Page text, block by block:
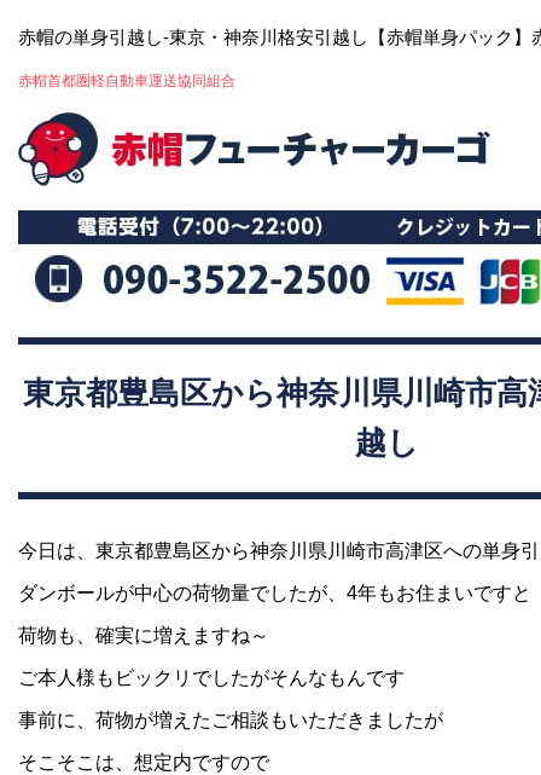
赤帽の単身引越し-東京・神奈川格安引越し【赤帽単身パック】
赤帽首都圏軽自動車運送協同組合
東京都豊島区から神奈川県川崎市高
越し
今日は、東京都豊島区から神奈川県川崎市高津区への単身
ダンボールが中心の荷物量でしたが、4年もお住まいですと
荷物も、確実に増えますね～
ご本人様もビックリでしたがそんなもんです
事前に、荷物が増えたご相談もいただきましたが
そこそこは、想定内ですので